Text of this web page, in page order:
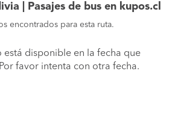
| Pasajes de bus en kupos.cl
encontrados para esta ruta.
está disponible en la fecha que
favor intenta con otra fecha.